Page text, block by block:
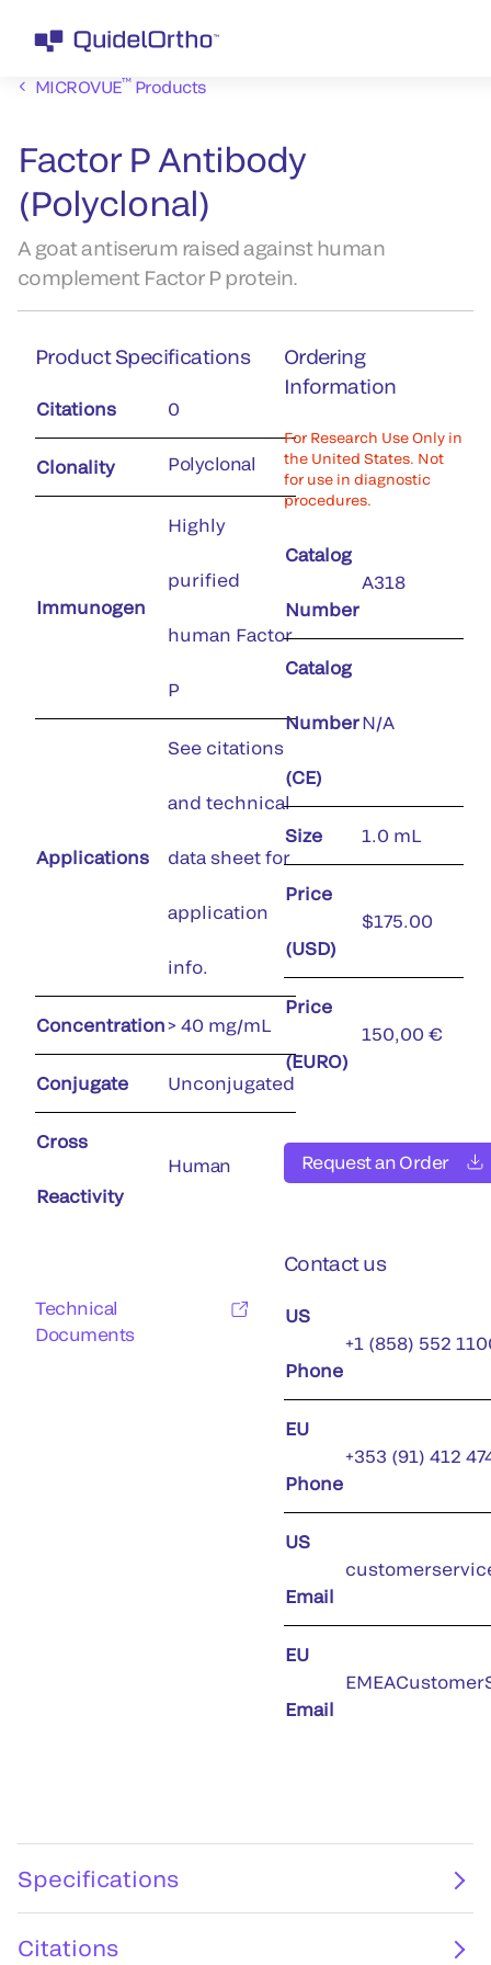
MICROVUE™Products
Factor P Antibody
(Polyclonal)
A goat antiserum raised against human
complement Factor P protein.
Product Specifications
Citations 0
Clonality Polyclonal
Immunogen
Highly
purified
human Factor
P
Applications
See citations
and technical
data sheet for
application
info.
Concentration> 40 mg/mL
Conjugate Unconjugated
Cross
Reactivity
Human
Technical
Documents
Ordering
Information
For Research Use Only in
the United States. Not
for use in diagnostic
procedures.
Catalog
Number
A318
Catalog
Number
(CE)
N/A
Size 1.0 mL
Price
(USD)
$175.00
Price
(EURO)
150,00 €
Request an Order
Contact us
US
Phone
+1 (858) 552
EU
Phone
+353 (91) 412
US
Email
EU
Email
Specifications
Citations